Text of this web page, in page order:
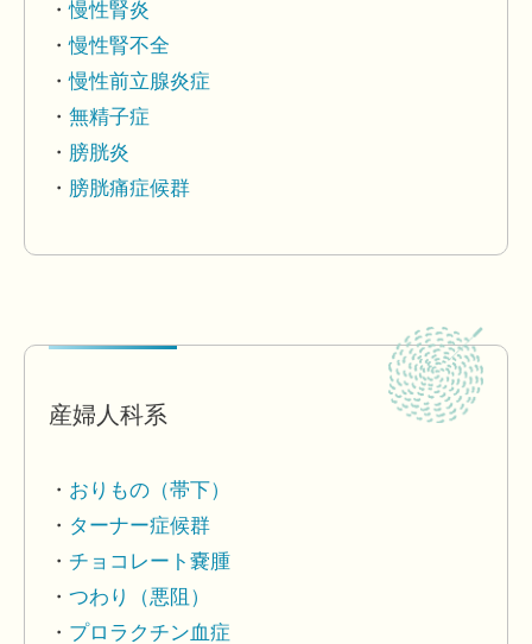
慢性腎炎
慢性腎不全
慢性前立腺炎症
無精子症
膀胱炎
膀胱痛症候群
産婦人科系
おりもの（帯下）
ターナー症候群
チョコレート嚢腫
つわり（悪阻）
プロラクチン血症